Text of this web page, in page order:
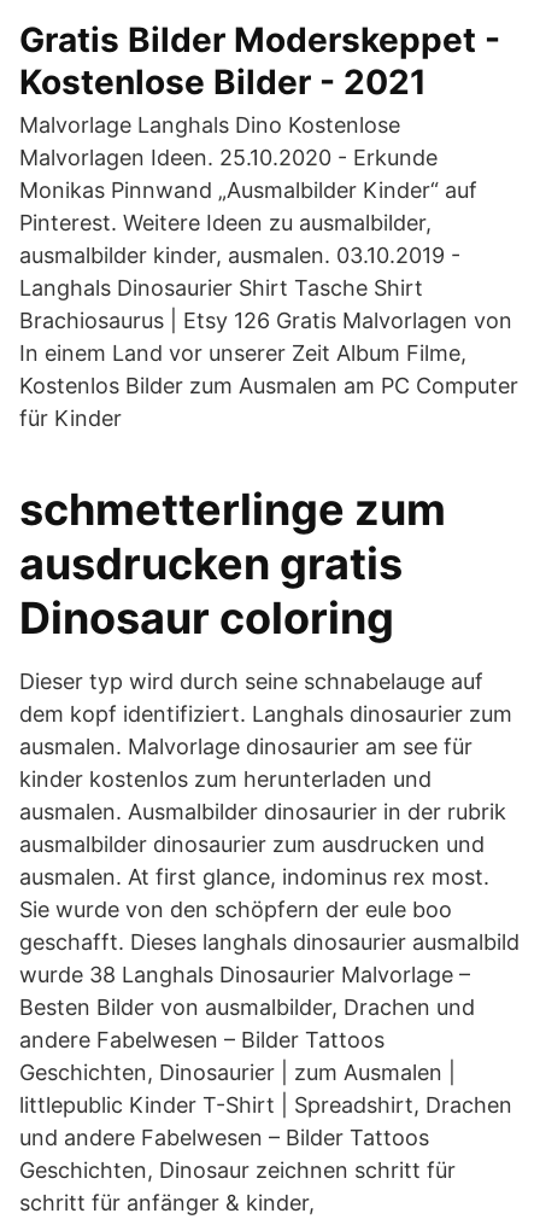
Gratis Bilder Moderskeppet -
Kostenlose Bilder - 2021
Malvorlage Langhals Dino Kostenlose
Malvorlagen Ideen. 25.10.2020 - Erkunde
Monikas Pinnwand „Ausmalbilder Kinder“ auf
Pinterest. Weitere Ideen zu ausmalbilder,
ausmalbilder kinder, ausmalen. 03.10.2019 -
Langhals Dinosaurier Shirt Tasche Shirt
Brachiosaurus | Etsy 126 Gratis Malvorlagen von
In einem Land vor unserer Zeit Album Filme,
Kostenlos Bilder zum Ausmalen am PC Computer
für Kinder
schmetterlinge zum
ausdrucken gratis
Dinosaur coloring
Dieser typ wird durch seine schnabelauge auf
dem kopf identifiziert. Langhals dinosaurier zum
ausmalen. Malvorlage dinosaurier am see für
kinder kostenlos zum herunterladen und
ausmalen. Ausmalbilder dinosaurier in der rubrik
ausmalbilder dinosaurier zum ausdrucken und
ausmalen. At first glance, indominus rex most.
Sie wurde von den schöpfern der eule boo
geschafft. Dieses langhals dinosaurier ausmalbild
wurde 38 Langhals Dinosaurier Malvorlage –
Besten Bilder von ausmalbilder, Drachen und
andere Fabelwesen – Bilder Tattoos
Geschichten, Dinosaurier | zum Ausmalen |
littlepublic Kinder T-Shirt | Spreadshirt, Drachen
und andere Fabelwesen – Bilder Tattoos
Geschichten, Dinosaur zeichnen schritt für
schritt für anfänger & kinder,